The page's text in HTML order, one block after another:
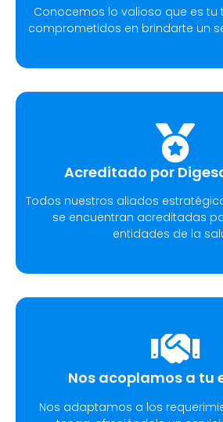
Conocemos lo valioso que es tu
comprometidos en brindarte un
Acreditado por
Todos nuestros aliados
se encuentran acreditadas
entidades de la
Nos acoplamos a tu
Nos adaptamos a los